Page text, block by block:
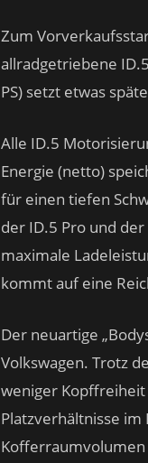
Zum
allradgetriebene
PS) setzt etwas
Alle ID.5
Energie (netto)
für einen tiefen
der ID.5 Pro und
maximale
kommt auf eine
Der neuartige
Volkswagen. Trotz
weniger Kopffreiheit
Platzverhältnisse im
Kofferraumvolumen